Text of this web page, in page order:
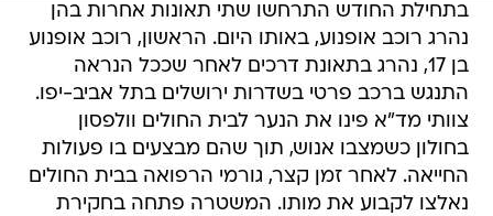
בתחילת החודש התרחשו שתי תאונות אחרות בהן
נהרג רוכב אופנוע, באותו היום. הראשון, רוכב אופנוע
בן 17, נהרג בתאונת דרכים לאחר שככל הנראה
התנגש ברכב פרטי בשדרות ירושלים בתל אביב-יפו.
צוותי מד"א פינו את הנער לבית החולים וולפסון
בחולון כשמצבו אנוש, תוך שהם מבצעים בו פעולות
החייאה. לאחר זמן קצר, גורמי הרפואה בבית החולים
נאלצו לקבוע את מותו. המשטרה פתחה בחקירת